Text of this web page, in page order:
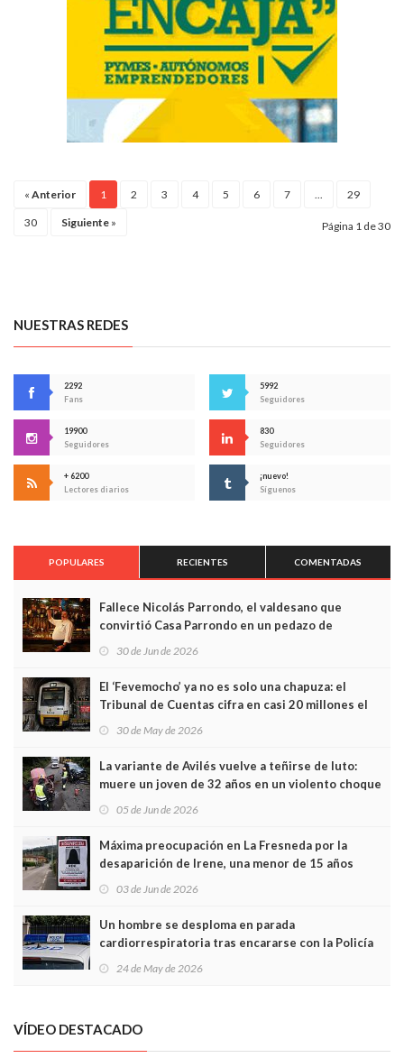
« Anterior 1 2 3 4 5 6 7 ... 29
30 Siguiente » Página 1 de 30
NUESTRAS REDES
2292
Fans
5992
Seguidores
19900
Seguidores
830
Seguidores
+ 6200
Lectores diarios
¡nuevo!
Síguenos
POPULARES RECIENTES COMENTADAS
Fallece Nicolás Parrondo, el valdesano que
convirtió Casa Parrondo en un pedazo de
Asturias en Madrid
30 de Jun de 2026
El ‘Fevemocho’ ya no es solo una chapuza: el
Tribunal de Cuentas cifra en casi 20 millones el
sobrecoste de los trenes que no cabían por los
30 de May de 2026
La variante de Avilés vuelve a teñirse de luto:
muere un joven de 32 años en un violento choque
frontal
05 de Jun de 2026
Máxima preocupación en La Fresneda por la
desaparición de Irene, una menor de 15 años
03 de Jun de 2026
Un hombre se desploma en parada
cardiorrespiratoria tras encararse con la Policía
Local en Luanco
24 de May de 2026
VÍDEO DESTACADO